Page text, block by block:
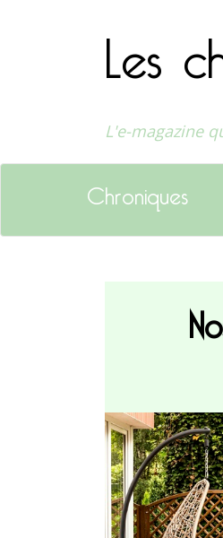
Les
L'e-magazine
Chroniques